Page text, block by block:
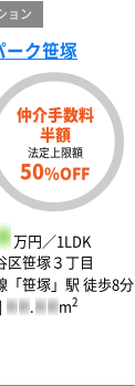
ョン
ーク笹塚
仲介手数料
半額
法定上限額
50%OFF
万円／1LDK
区笹塚３丁目
「笹塚」駅 徒歩8分
- - .- - m2